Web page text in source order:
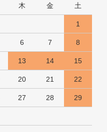
木 金 土
1
6 7 8
13 14 15
20 21 22
27 28 29